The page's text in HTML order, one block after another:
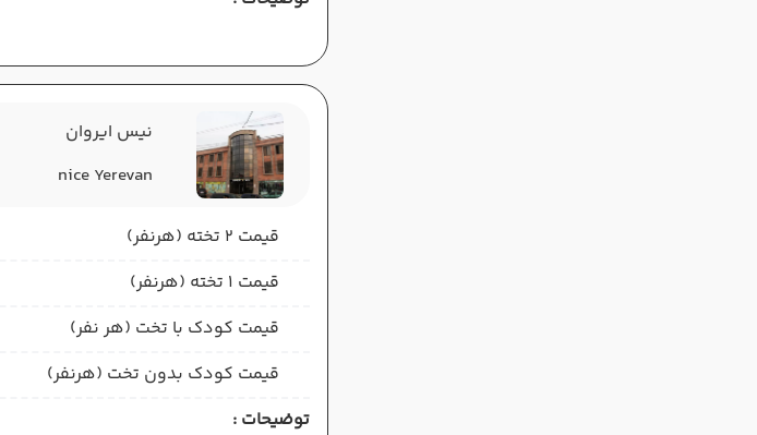
نیس ایروان
nice Yerevan
قیمت 2 تخته (هرنفر)
قیمت 1 تخته (هرنفر)
قیمت کودک با تخت (هر نفر)
قیمت کودک بدون تخت (هرنفر)
توضیحات :